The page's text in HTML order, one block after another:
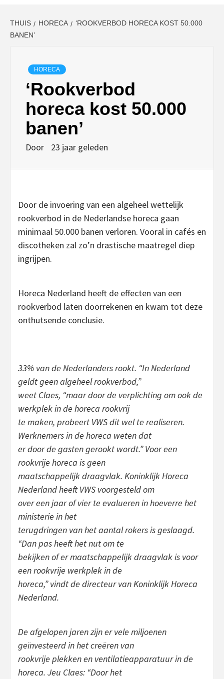
THUIS HORECA
‘ROOKVERBOD HORECA KOST 50.000
BANEN’
HORECA
‘Rookverbod
horeca kost 50.000
banen’
Door 23 jaar geleden
Door de invoering van een algeheel wettelijk
rookverbod in de Nederlandse horeca gaan
minimaal 50.000 banen verloren. Vooral in cafés en
discotheken zal zo’n drastische maatregel diep
ingrijpen.
Horeca Nederland heeft de effecten van een
rookverbod laten doorrekenen en kwam tot deze
onthutsende conclusie.
33% van de Nederlanders rookt. “In Nederland
geldt geen algeheel rookverbod,”
weet Claes, “maar door de verplichting om ook de
werkplek in de horeca rookvrij
te maken, probeert VWS dit wel te realiseren.
Werknemers in de horeca weten dat
er door de gasten gerookt wordt.” Voor een
rookvrije horeca is geen
maatschappelijk draagvlak. Koninklijk Horeca
Nederland heeft VWS voorgesteld om
over een jaar of vier te evalueren in hoeverre het
ministerie in het
terugdringen van het aantal rokers is geslaagd.
“Dan pas heeft het nut om te
bekijken of er maatschappelijk draagvlak is voor
een rookvrije werkplek in de
horeca,” vindt de directeur van Koninklijk Horeca
Nederland.
De afgelopen jaren zijn er vele miljoenen
geïnvesteerd in het creëren van
rookvrije plekken en ventilatieapparatuur in de
horeca. Jeu Claes: “Door het